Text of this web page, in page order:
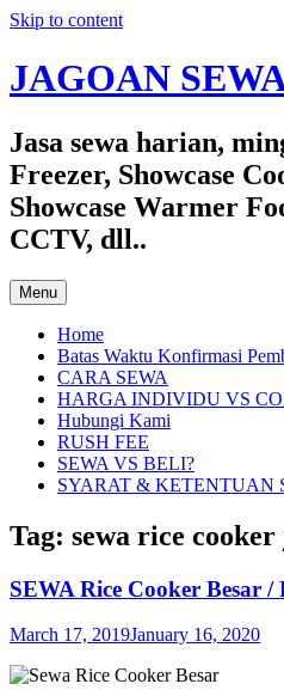
Skip to content
JAGOAN
Jasa sewa harian,
Freezer, Showcase
Showcase Warmer
CCTV, dll..
Menu
Home
Batas Waktu Konfirmasi
CARA SEWA
HARGA INDIVIDU VS
Hubungi Kami
RUSH FEE
SEWA VS BELI?
SYARAT & KETENTUAN
Tag: sewa rice
SEWA Rice Cooker Besar /
March 17, 2019January 16, 2020